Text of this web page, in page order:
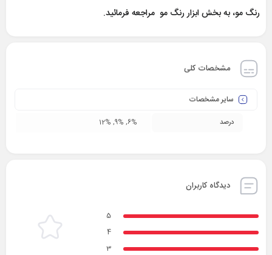
رنگ مو، به بخش ابزار رنگ مو مراجعه فرمائید.
مشخصات کلی
سایر مشخصات
درصد 6%, 9%, 12%
دیدگاه کاربران
5
4
3